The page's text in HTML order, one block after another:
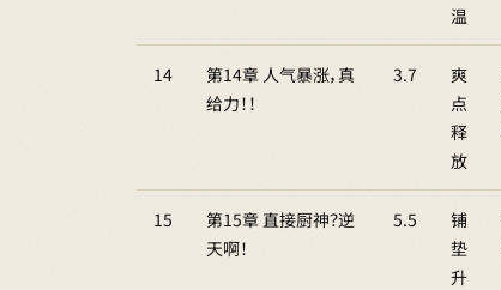
温
14
第14章 人气暴涨，真
给力！！
3.7
爽
点
释
放
15
第15章 直接厨神？逆
天啊！
5.5
铺
垫
升